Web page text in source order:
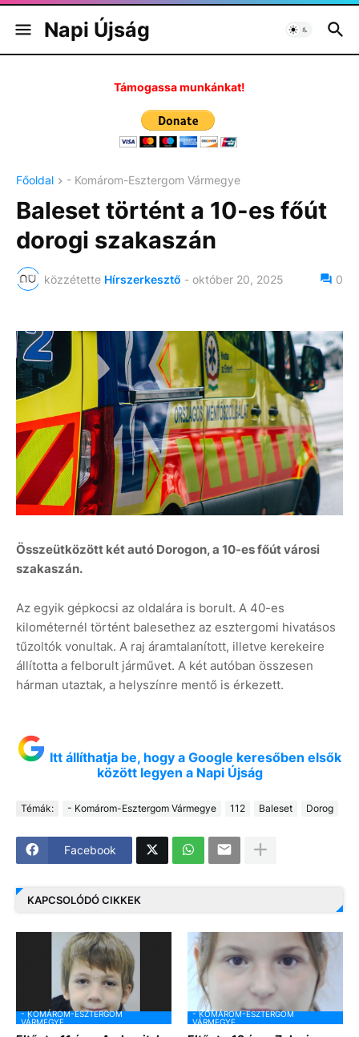
Napi Újság
Támogassa munkánkat!
Főoldal - Komárom-Esztergom Vármegye
Baleset történt a 10-es főút
dorogi szakaszán
közzétette Hírszerkesztő - október 20, 2025 0
Összeütközött két autó Dorogon, a 10-es főút városi
szakaszán.
Az egyik gépkocsi az oldalára is borult. A 40-es
kilométernél történt balesethez az esztergomi hivatásos
tűzoltók vonultak. A raj áramtalanított, illetve kerekeire
állította a felborult járművet. A két autóban összesen
hárman utaztak, a helyszínre mentő is érkezett.
Itt állíthatja be, hogy a Google keresőben elsők
között legyen a Napi Újság
Témák: - Komárom-Esztergom Vármegye 112 Baleset Dorog
Facebook
KAPCSOLÓDÓ CIKKEK
- KOMÁROM-ESZTERGOM
VÁRMEGYE
- KOMÁROM-ESZTERGOM
VÁRMEGYE